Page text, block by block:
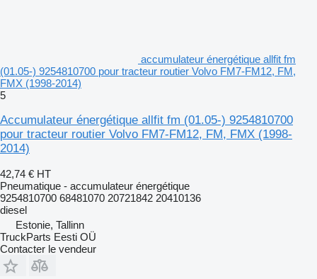
accumulateur énergétique allfit fm
(01.05-) 9254810700 pour tracteur routier Volvo FM7-FM12, FM,
FMX (1998-2014)
5
Accumulateur énergétique allfit fm (01.05-) 9254810700
pour tracteur routier Volvo FM7-FM12, FM, FMX (1998-
2014)
42,74 € HT
Pneumatique - accumulateur énergétique
9254810700 68481070 20721842 20410136
diesel
Estonie, Tallinn
TruckParts Eesti OÜ
Contacter le vendeur